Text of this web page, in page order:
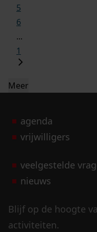
5
6
...
1
Meer
agenda
vrijwilligers
veelgestelde
nieuws
Blijf op de hoogte
activiteiten.